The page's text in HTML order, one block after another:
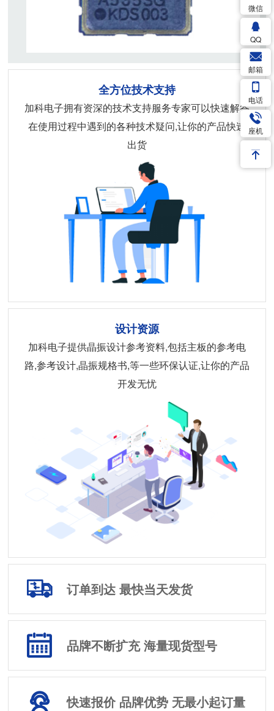
全方位技术支持
加科电子拥有资深的技术支持服务专家可以快速解答
在使用过程中遇到的各种技术疑问,让你的产品快速
出货
设计资源
加科电子提供晶振设计参考资料,包括主板的参考电
路,参考设计,晶振规格书,等一些环保认证,让你的产品
开发无忧
订单到达 最快当天发货
品牌不断扩充 海量现货型号
快速报价 品牌优势 无最小起订量
微信
QQ
邮箱
电话
座机